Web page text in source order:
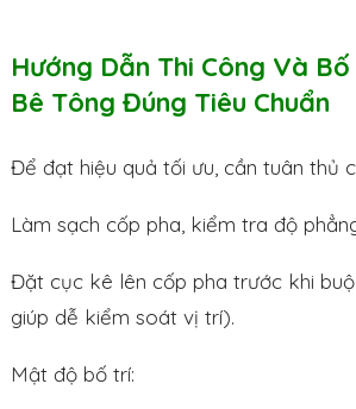
Hướng Dẫn Thi Công Và
Bê Tông Đúng Tiêu Chuẩn
Để đạt hiệu quả tối ưu, cần tuân thủ
Làm sạch cốp pha, kiểm tra độ
Đặt cục kê lên cốp pha trước khi
giúp dễ kiểm soát vị trí).
Mật độ bố trí: